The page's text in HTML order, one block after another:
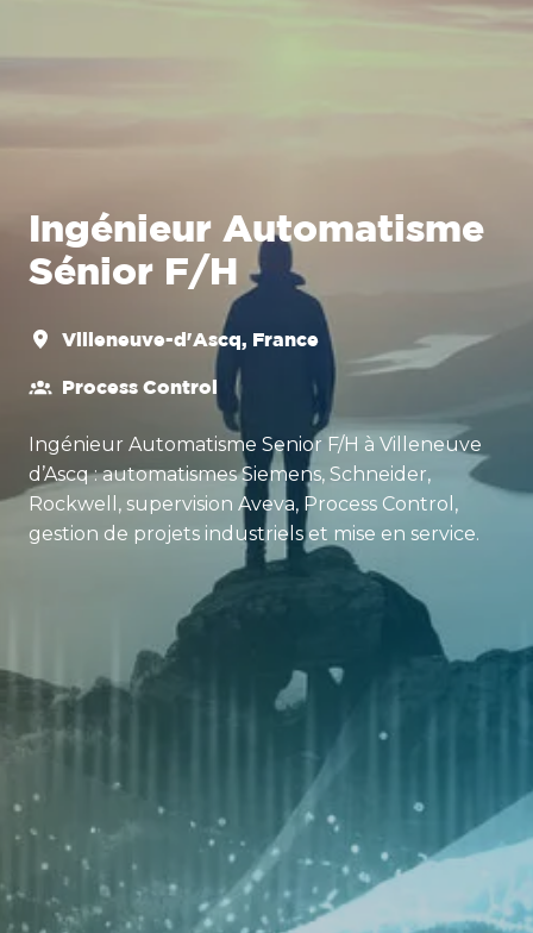
Ingénieur Automatisme
Sénior F/H
Villeneuve-d'Ascq, France
Process Control
Ingénieur Automatisme Senior F/H à Villeneuve
d’Ascq : automatismes Siemens, Schneider,
Rockwell, supervision Aveva, Process Control,
gestion de projets industriels et mise en service.